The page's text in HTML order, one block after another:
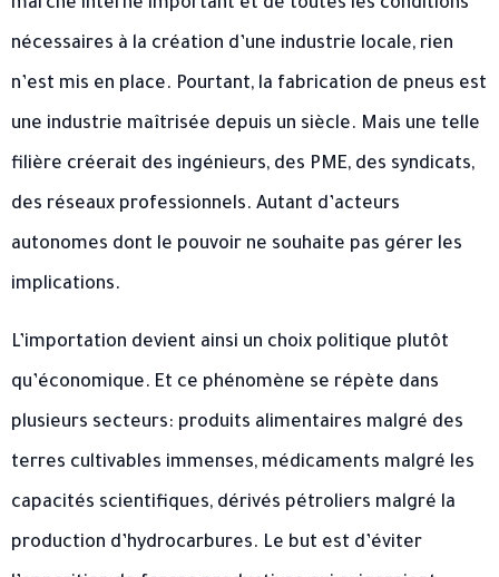
marché interne important et de toutes les conditions
nécessaires à la création d’une industrie locale, rien
n’est mis en place. Pourtant, la fabrication de pneus est
une industrie maîtrisée depuis un siècle. Mais une telle
filière créerait des ingénieurs, des PME, des syndicats,
des réseaux professionnels. Autant d’acteurs
autonomes dont le pouvoir ne souhaite pas gérer les
implications.
L’importation devient ainsi un choix politique plutôt
qu’économique. Et ce phénomène se répète dans
plusieurs secteurs: produits alimentaires malgré des
terres cultivables immenses, médicaments malgré les
capacités scientifiques, dérivés pétroliers malgré la
production d’hydrocarbures. Le but est d’éviter